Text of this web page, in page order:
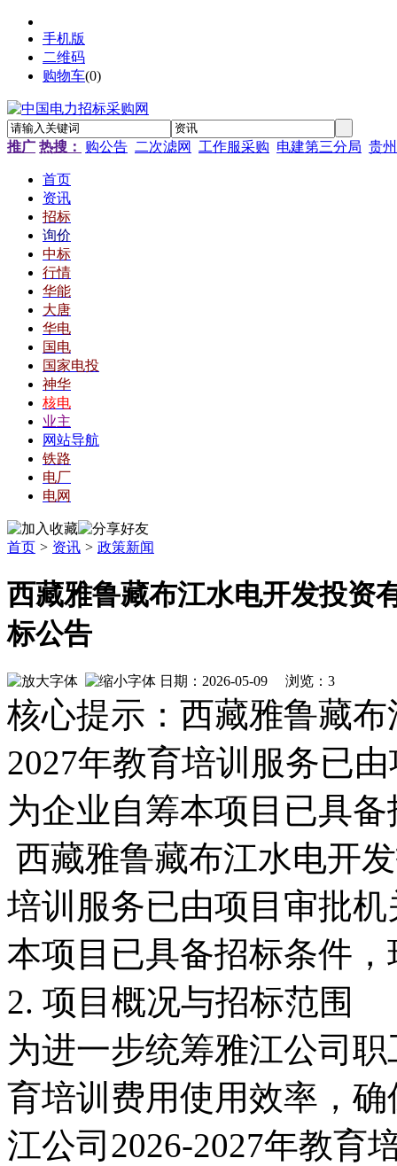
手机版
二维码
购物车(0)
推广 热搜： 购公告 二次滤网 工作服采购 电建第三分局 贵
首页
资讯
招标
询价
中标
行情
华能
大唐
华电
国电
国家电投
神华
核电
业主
网站导航
铁路
电厂
电网
首页 > 资讯 > 政策新闻
西藏雅鲁藏布江水电开发投资
标公告
日期：2026-05-09 浏览： 3
核心提示：西藏雅鲁藏
2027年教育培训服务已
为企业自筹本项目已具
西藏雅鲁藏布江水电开
培训服务已由项目审批
本项目已具备招标条件
2. 项目概况与招标范围
为进一步统筹雅江公司
育培训费用使用效率，
江公司2026-2027年教育